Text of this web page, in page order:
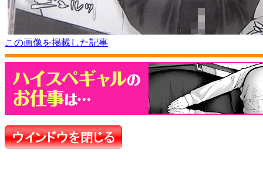
この画像を掲載した記事